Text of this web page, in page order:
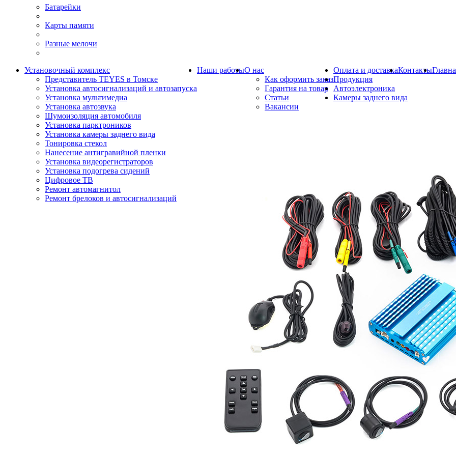
Батарейки
Карты памяти
Разные мелочи
Установочный комплекс
Представитель TEYES в Томске
Установка автосигнализаций и автозапуска
Установка мультимедиа
Установка автозвука
Шумоизоляция автомобиля
Установка парктроников
Установка камеры заднего вида
Тонировка стекол
Нанесение антигравийной пленки
Установка видеорегистраторов
Установка подогрева сидений
Цифровое ТВ
Ремонт автомагнитол
Ремонт брелоков и автосигнализаций
Наши работыО нас
Как оформить заказ
Гарантия на товар
Статьи
Вакансии
Оплата и доставкаКонтакты
Продукция
Автоэлектроника
Камеры заднего вида